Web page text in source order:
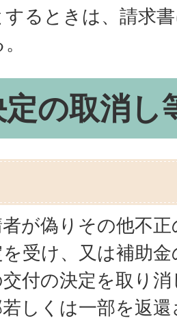
るときは、請求
の取消し
が偽りその他不
受け、又は補助
付の決定を取り
しくは一部を返